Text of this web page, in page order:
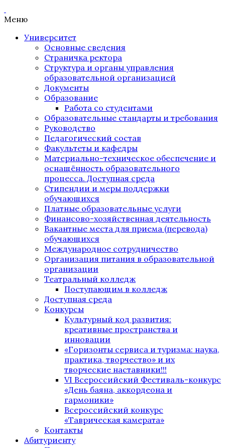
Меню
Университет
Основные сведения
Страничка ректора
Структура и органы управления
образовательной организацией
Документы
Образование
Работа со студентами
Образовательные стандарты и требования
Руководство
Педагогический состав
Факультеты и кафедры
Материально-техническое обеспечение и
оснащённость образовательного
процесса. Доступная среда
Стипендии и меры поддержки
обучающихся
Платные образовательные услуги
Финансово-хозяйственная деятельность
Вакантные места для приема (перевода)
обучающихся
Международное сотрудничество
Организация питания в образовательной
организации
Театральный колледж
Поступающим в колледж
Доступная среда
Конкурсы
Культурный код развития:
креативные пространства и
инновации
«Горизонты сервиса и туризма: наука,
практика, творчество» и их
творческие наставники!!!
VI Всероссийский Фестиваль-конкурс
«День баяна, аккордеона и
гармоники»
Всероссийский конкурс
«Таврическая камерата»
Контакты
Абитуриенту